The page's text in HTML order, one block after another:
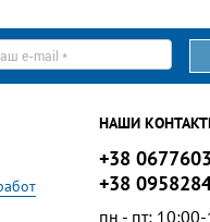
НАШИ
+38
+38
пн - пт: